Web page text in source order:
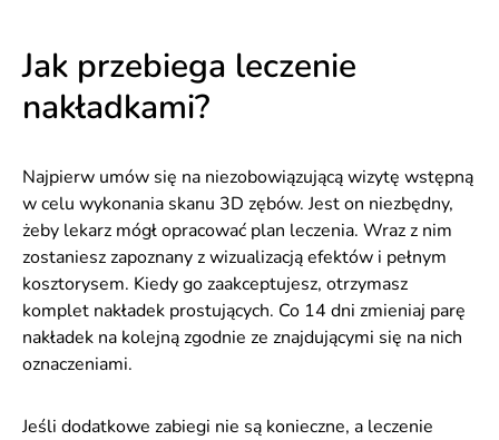
Jak przebiega leczenie
nakładkami?
Najpierw umów się na niezobowiązującą wizytę wstępną
w celu wykonania skanu 3D zębów. Jest on niezbędny,
żeby lekarz mógł opracować plan leczenia. Wraz z nim
zostaniesz zapoznany z wizualizacją efektów i pełnym
kosztorysem. Kiedy go zaakceptujesz, otrzymasz
komplet nakładek prostujących. Co 14 dni zmieniaj parę
nakładek na kolejną zgodnie ze znajdującymi się na nich
oznaczeniami.
Jeśli dodatkowe zabiegi nie są konieczne, a leczenie